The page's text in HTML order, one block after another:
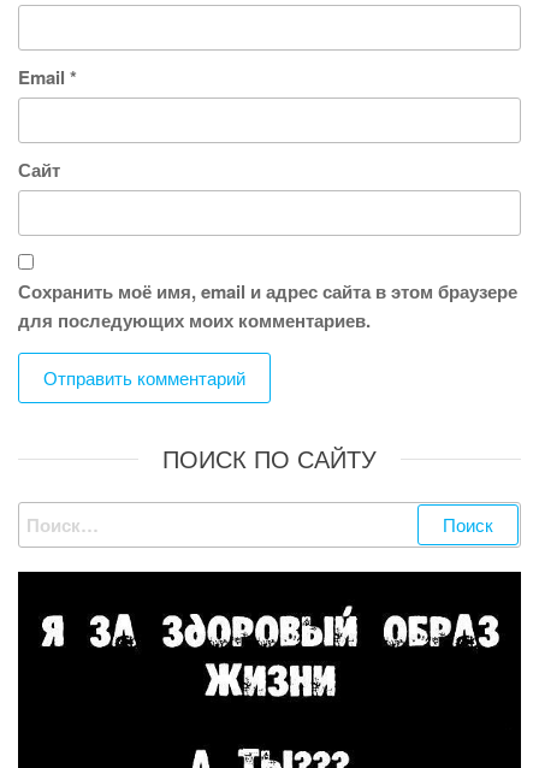
Email *
Сайт
Сохранить моё имя, email и адрес сайта в этом браузере
для последующих моих комментариев.
ПОИСК ПО САЙТУ
Найти: